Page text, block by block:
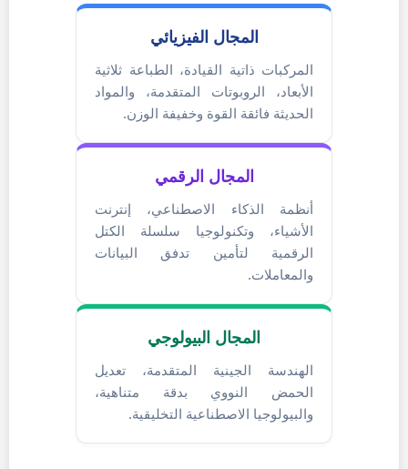
المجال الفيزيائي
المركبات ذاتية القيادة، الطباعة ثلاثية
الأبعاد، الروبوتات المتقدمة، والمواد
الحديثة فائقة القوة وخفيفة الوزن.
المجال الرقمي
أنظمة الذكاء الاصطناعي، إنترنت
الأشياء، وتكنولوجيا سلسلة الكتل
الرقمية لتأمين تدفق البيانات
والمعاملات.
المجال البيولوجي
الهندسة الجينية المتقدمة، تعديل
الحمض النووي بدقة متناهية،
والبيولوجيا الاصطناعية التخليقية.